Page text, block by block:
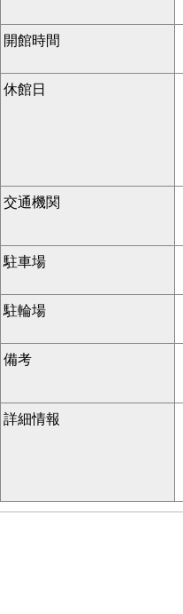
開館時間
休館日
交通機関
駐車場
駐輪場
備考
詳細情報